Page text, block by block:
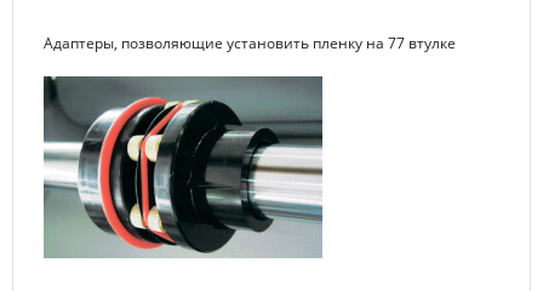
Адаптеры, позволяющие установить пленку на 77 втулке